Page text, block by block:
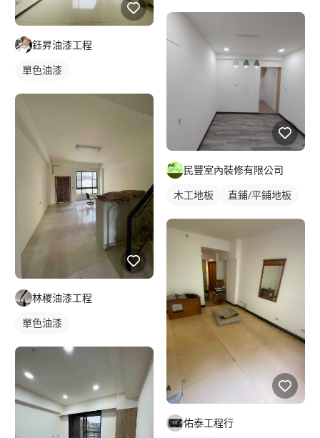
鈺昇油漆工程
單色油漆
林稷油漆工程
單色油漆
民豐室內裝修有限公司
木工地板 直鋪/平鋪地板
佑泰工程行